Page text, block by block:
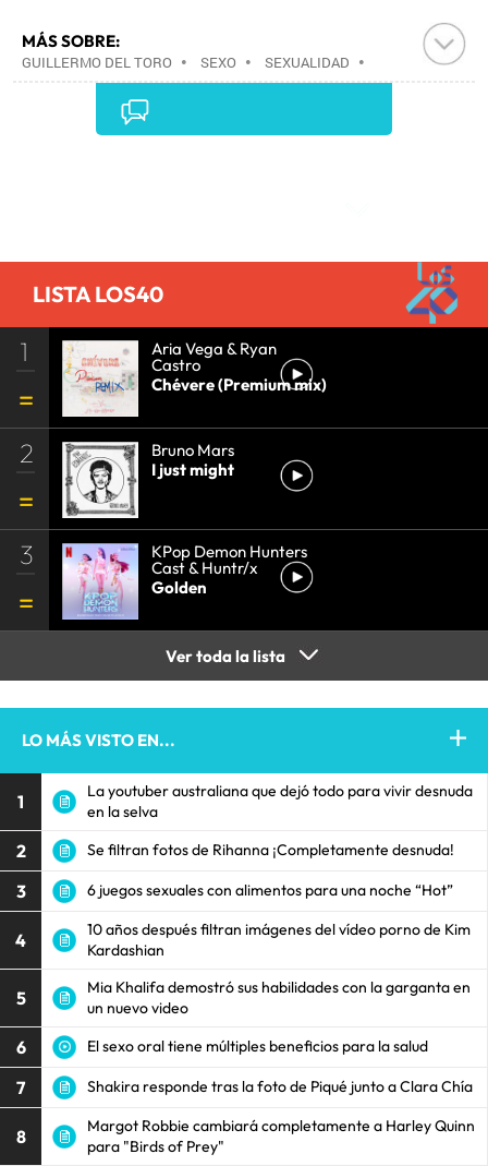
MÁS SOBRE:
GUILLERMO DEL TORO • SEXO • SEXUALIDAD •
•
LISTA LOS40
1 Aria Vega & Ryan
Castro
Chévere (Premium mix)
2
Bruno Mars
I just might
3 KPop Demon Hunters
Cast & Huntr/x
Golden
Ver toda la lista
LO MÁS VISTO EN...
1
La youtuber australiana que dejó todo para vivir desnuda
en la selva
2 Se filtran fotos de Rihanna ¡Completamente desnuda!
3 6 juegos sexuales con alimentos para una noche “Hot”
4
10 años después filtran imágenes del vídeo porno de Kim
Kardashian
5
Mia Khalifa demostró sus habilidades con la garganta en
un nuevo video
6 El sexo oral tiene múltiples beneficios para la salud
7 Shakira responde tras la foto de Piqué junto a Clara Chía
8
Margot Robbie cambiará completamente a Harley Quinn
para "Birds of Prey"